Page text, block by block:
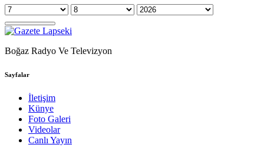
Boğaz Radyo Ve Televizyon
Sayfalar
İletişim
Künye
Foto Galeri
Videolar
Canlı Yayın